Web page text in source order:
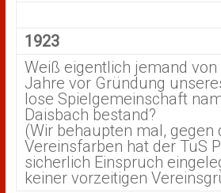
1923
Weiß eigentlich jemand von
Jahre vor Gründung
lose Spielgemeinschaft
Daisbach bestand?
(Wir behaupten mal, gegen
Vereinsfarben hat der TuS
sicherlich Einspruch
keiner vorzeitigen